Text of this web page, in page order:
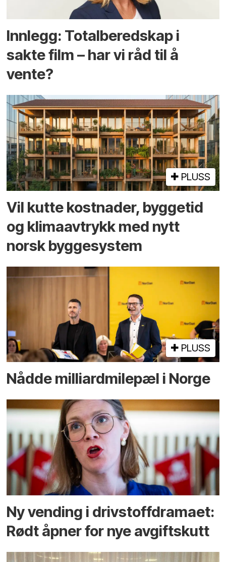
Innlegg: Totalberedskap i
sakte film – har vi råd til å
vente?
PLUSS
Vil kutte kostnader, byggetid
og klima­avtrykk med nytt
norsk bygge­system
PLUSS
Nådde milliard­­milepæl i Norge
Ny vending i drivstoffdramaet:
Rødt åpner for nye avgiftskutt